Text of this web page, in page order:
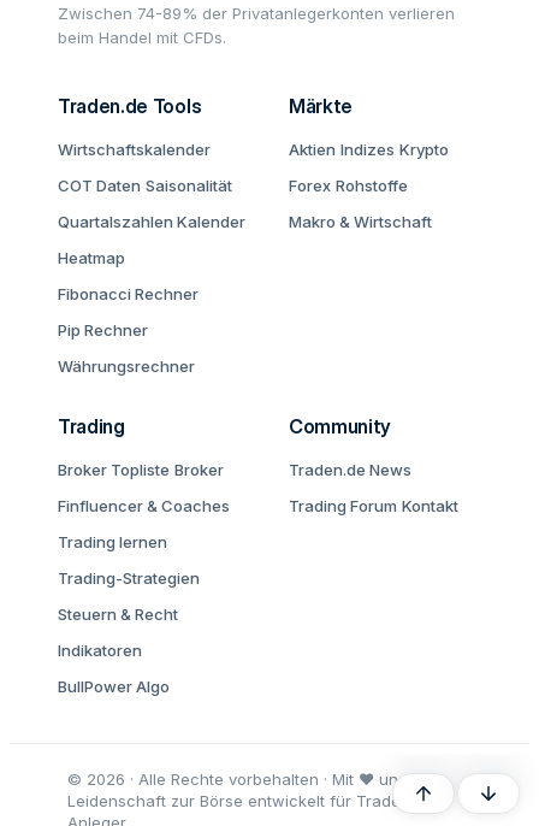
Zwischen 74-89% der Privatanlegerkonten verlieren
beim Handel mit CFDs.
Traden.de Tools
Wirtschaftskalender
COT Daten Saisonalität
Quartalszahlen Kalender
Heatmap
Fibonacci Rechner
Pip Rechner
Währungsrechner
Märkte
Aktien Indizes Krypto
Forex Rohstoffe
Makro & Wirtschaft
Trading
Broker Topliste Broker
Finfluencer & Coaches
Trading lernen
Trading-Strategien
Steuern & Recht
Indikatoren
BullPower Algo
Community
Traden.de News
Trading Forum Kontakt
© 2026 · Alle Rechte vorbehalten · Mit ♥ und
Leidenschaft zur Börse entwickelt für Trader undOben Unten